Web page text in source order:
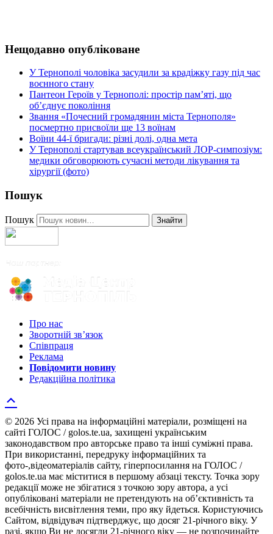
Нещодавно опубліковане
У Тернополі чоловіка засудили за крадіжку газу під час
воєнного стану
Пантеон Героїв у Тернополі: простір пам’яті, що
об’єднує покоління
Звання «Почесний громадянин міста Тернополя»
посмертно присвоїли ще 13 воїнам
Воїни 44-ї бригади: різні долі, одна мета
У Тернополі стартував всеукраїнський ЛОР-симпозіум:
медики обговорюють сучасні методи лікування та
хірургії (фото)
Пошук
Пошук Знайти
Про нас
Зворотній зв’язок
Співпраця
Реклама
Повідомити новину
Редакційна політика
© 2026 Усі права на інформаційні матеріали, розміщені на
сайті ГОЛОС / golos.te.ua, захищені українським
законодавством про авторське право та інші суміжні права.
При використанні, передруку інформаційних та
фото-,відеоматеріалів сайту, гіперпосилання на ГОЛОС /
golos.te.ua має міститися в першому абзаці тексту. Точка зору
редакції може не збігатися з точкою зору автора, а усі
опубліковані матеріали не претендують на об’єктивність та
всебічність висвітлення теми, про яку йдеться. Користуючись
Сайтом, відвідувач підтверджує, що досяг 21-річного віку. У
разі, якщо Ви не досягли 21-річного віку — не розпочинайте